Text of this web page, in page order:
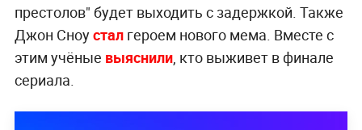
престолов" будет выходить с задержкой. Также
Джон Сноусталгероем нового мема. Вместе с
этим учёные выяснили, кто выживет в финале
сериала.